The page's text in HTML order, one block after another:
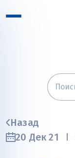
Назад
20 Дек 21